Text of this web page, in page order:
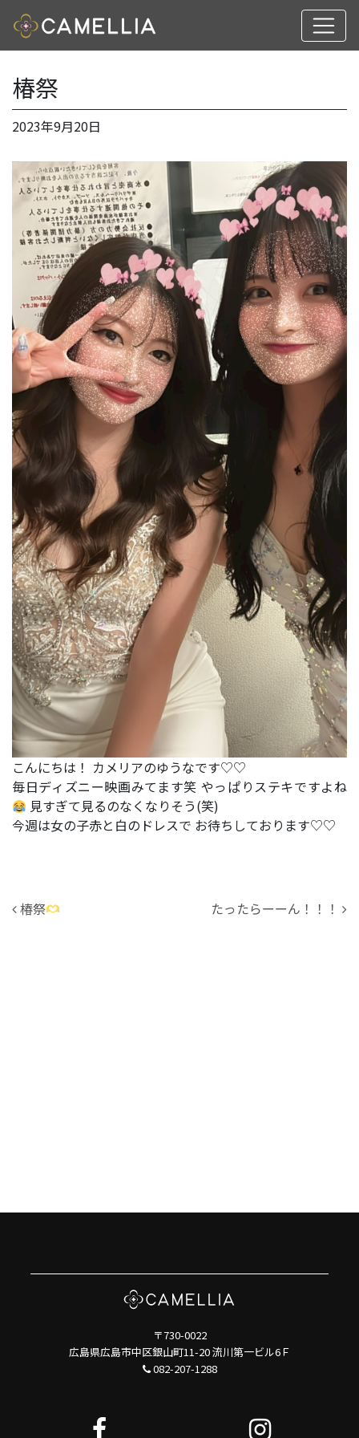
椿祭
2023年9月20日
こんにちは！ カメリアのゆうなです♡♡
毎日ディズニー映画みてます笑 やっぱりステキですよね
見すぎて見るのなくなりそう(笑)
今週は女の子赤と白のドレスで お待ちしております♡♡
投稿ナビゲーション
椿祭 たったらーーん！！！
〒730-0022
広島県広島市中区銀山町11-20 流川第一ビル6Ｆ
082-207-1288